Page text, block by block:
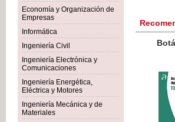
Economía y Organización de
Empresas
Informática
Ingeniería Civil
Ingeniería Electrónica y
Comunicaciones
Ingeniería Energética,
Eléctrica y Motores
Ingeniería Mecánica y de
Materiales